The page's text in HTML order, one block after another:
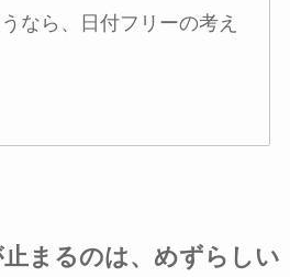
なら、日付フリーの考え
まるのは、めずらしい